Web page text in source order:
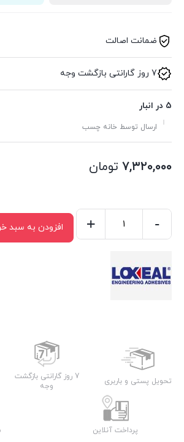
ضمانت اصالت
7 روز گارانتی بازگشت وجه
5 در انبار
ارسال توسط خانه چسب
۷,۳۲۰,۰۰۰ تومان
یووی
۳۰۲۴
-
+ افزودن به سبد
تحویل پستی و باربری
7 روز گارانتی بازگشت
وجه
پرداخت آنلاین